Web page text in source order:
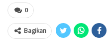
0
Bagikan